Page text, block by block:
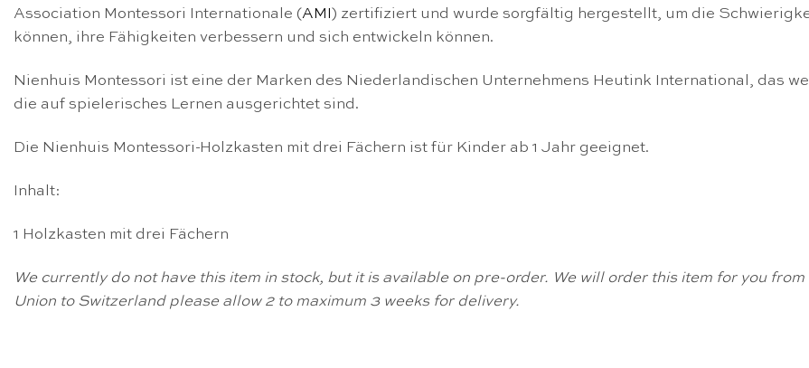
Association Montessori Internationale (AMI) zertifiziert und wurde sorgfältig hergestellt, um die
können, ihre Fähigkeiten verbessern und sich entwickeln können.
Nienhuis Montessori ist eine der Marken des Niederlandischen Unternehmens Heutink International, das
die auf spielerisches Lernen ausgerichtet sind.
Die Nienhuis Montessori-Holzkasten mit drei Fächern ist für Kinder ab 1 Jahr geeignet.
Inhalt:
1 Holzkasten mit drei Fächern
We currently do not have this item in stock, but it is available on pre-order. We will order this item for you
Union to Switzerland please allow 2 to maximum 3 weeks for delivery.